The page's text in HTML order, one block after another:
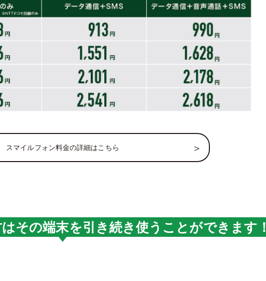
スマイルフォン料金の詳細はこちら
その端末を引き続き使うことができます！